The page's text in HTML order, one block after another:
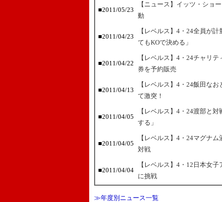
■2011/05/23
【ニュース】イッツ・ショ
動
■2011/04/23
【レベルス】4・24全員が
てもKOで決める」
■2011/04/22
【レベルス】4・24チャリ
券を予約販売
■2011/04/13
【レベルス】4・24飯田な
て激突！
■2011/04/05
【レベルス】4・24渡部と
する」
■2011/04/05
【レベルス】4・24マグナ
対戦
■2011/04/04
【レベルス】4・12日本女
に挑戦
≫年度別ニュース一覧